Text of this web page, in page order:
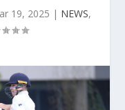
19, 2025 | NEWS,